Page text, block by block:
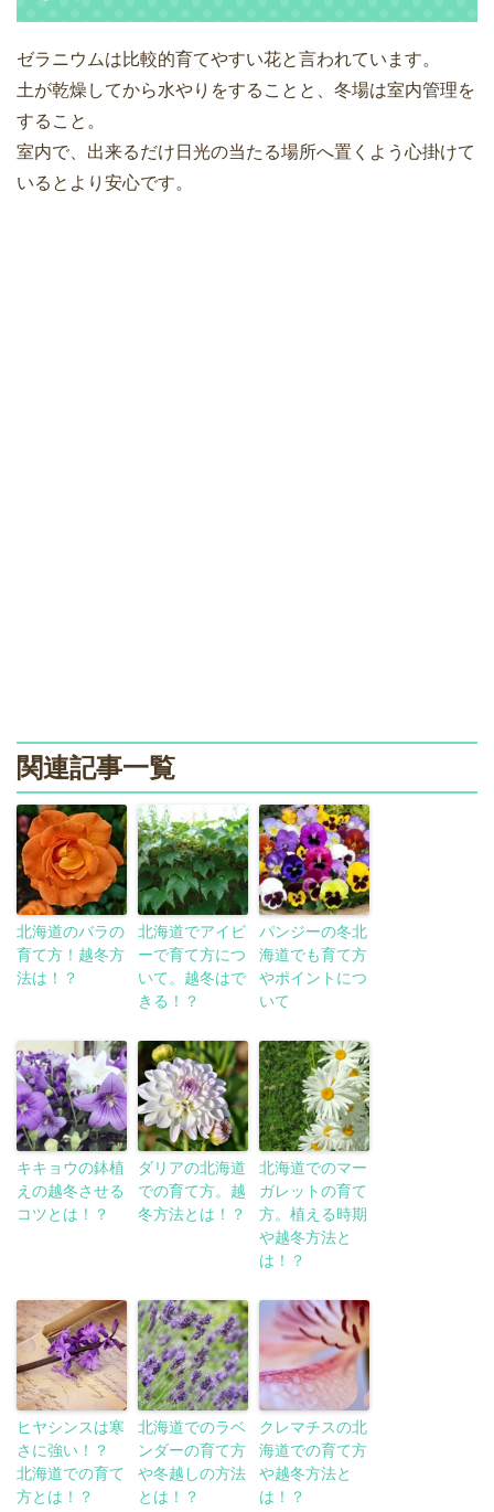
ゼラニウムは比較的育てやすい花と言われています。
土が乾燥してから水やりをすることと、冬場は室内管理を
すること。
室内で、出来るだけ日光の当たる場所へ置くよう心掛けて
いるとより安心です。
関連記事一覧
北海道のバラの
育て方！越冬方
法は！？
北海道でアイビ
ーで育て方につ
いて。越冬はで
きる！？
パンジーの冬北
海道でも育て方
やポイントにつ
いて
キキョウの鉢植
えの越冬させる
コツとは！？
ダリアの北海道
での育て方。越
冬方法とは！？
北海道でのマー
ガレットの育て
方。植える時期
や越冬方法と
は！？
ヒヤシンスは寒
さに強い！？
北海道での育て
方とは！？
北海道でのラベ
ンダーの育て方
や冬越しの方法
とは！？
クレマチスの北
海道での育て方
や越冬方法と
は！？